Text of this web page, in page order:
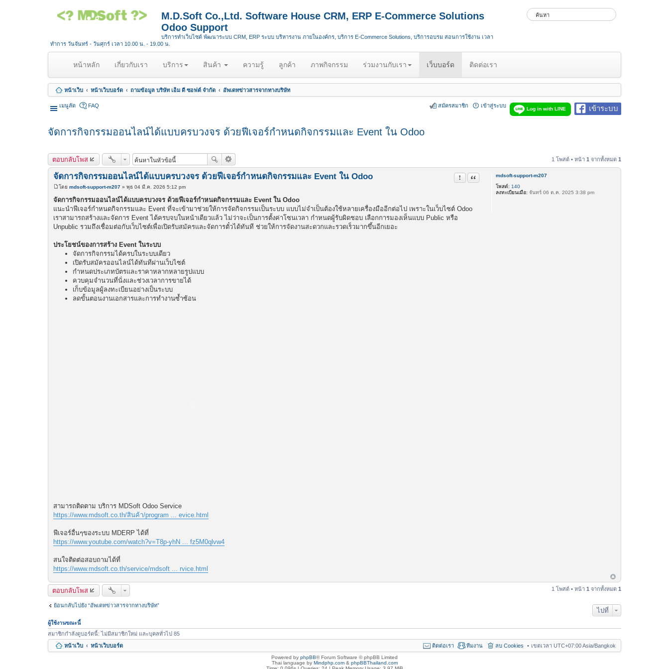
M.D.Soft Co.,Ltd. Software House CRM, ERP E-Commerce Solutions
Odoo Support
บริการทำเว็บไซต์ พัฒนาระบบ CRM, ERP ระบบ บริหารงาน ภายในองค์กร, บริการ E-Commerce Solutions, บริการอบรม สอนการใช้งาน เวลา
ทำการ วันจันทร์ - วันศุกร์ เวลา 10.00 น. - 19.00 น.
หน้าหลัก(
u
r
t
เกี่ยวกับเรา บริการ สินค้า ความรู้ ลูกค้า ภาพกิจกรรม ร่วมงานกับเรา เว็บบอร์ด ติดต่อเรา
หน้าเว็บ หน้าเว็บบอร์ด ถามข้อมูล บริษัท เอ็ม ดี ซอฟต์ จำกัด อัพเดทข่าวสารจากทางบริษัท
เมนูลัด เข้าระบบ
Log in with LINE
FAQ เข้าสู่ระบบ
สมัครสมาชิก
จัดการกิจกรรมออนไลน์ได้แบบครบวงจร ด้วยฟีเจอร์กำหนดกิจกรรมและ Event ใน Odoo
ตอบกลับโพส 1 โพสต์ • หน้า 1 จากทั้งหมด 1
mdsoft-support-m207
โพสต์: 140
ลงทะเบียนเมื่อ: จันทร์ 06 ต.ค. 2025 3:38 pm
จัดการกิจกรรมออนไลน์ได้แบบครบวงจร ด้วยฟีเจอร์กำหนดกิจกรรมและ Event ใน Odoo รายงานในข้อความ
อ้างคำพูด
พ
ส
ต์
โดย mdsoft-support-m207 » พุธ 04 มี.ค. 2026 5:12 pm
จัดการกิจกรรมออนไลน์ได้แบบครบวงจร ด้วยฟีเจอร์กำหนดกิจกรรมและ Event ใน Odoo
แนะนำฟีเจอร์กำหนดกิจกรรมและ Event ที่จะเข้ามาช่วยให้การจัดกิจกรรมเป็นระบบ แบบไม่จำเป็นต้องใช้หลายเครื่องมืออีกต่อไป เพราะในเว็บไซต์ Odoo
เราสามารถสร้างและจัดการ Event ได้ครบจบในหน้าเดียวแล้ว ไม่ว่าจะเป็นการตั้งค่าโซนเวลา กำหนดผู้รับผิดชอบ เลือกการมองเห็นแบบ Public หรือ
Unpublic รวมถึงเชื่อมต่อกับเว็บไซต์เพื่อเปิดรับสมัครและจัดการตั๋วได้ทันที ช่วยให้การจัดงานสะดวกและรวดเร็วมากขึ้นอีกเยอะ
ประโยชน์ของการสร้าง Event ในระบบ
จัดการกิจกรรมได้ครบในระบบเดียว
เปิดรับสมัครออนไลน์ได้ทันทีผ่านเว็บไซต์
กำหนดประเภทบัตรและราคาหลากหลายรูปแบบ
ควบคุมจำนวนที่นั่งและช่วงเวลาการขายได้
เก็บข้อมูลผู้ลงทะเบียนอย่างเป็นระบบ
ลดขั้นตอนงานเอกสารและการทำงานซ้ำซ้อน
สามารถติดตาม บริการ MDSoft Odoo Service
https://www.mdsoft.co.th/สินค้า/program ... evice.html
ฟีเจอร์อื่นๆของระบบ MDERP ได้ที่
https://www.youtube.com/watch?v=T8p-yhN ... fz5M0qlvw4
สนใจติดต่อสอบถามได้ที่
https://www.mdsoft.co.th/service/mdsoft ... rvice.html
ตอบกลับโพส 1 โพสต์ • หน้า 1 จากทั้งหมด 1
ย้อนกลับไปยัง “อัพเดทข่าวสารจากทางบริษัท”
ไปที่
ผู้ใช้งานขณะนี้
สมาชิกกำลังดูบอร์ดนี้: ไม่มีสมาชิกใหม่ และบุคลทั่วไป 85
หน้าเว็บ
หน้าเว็บบอร์ด เขตเวลา UTC+07:00 Asia/Bangkok
ลบ Cookies
ทีมงาน
ติดต่อเรา
Powered by phpBB® Forum Software © phpBB Limited
Thai language by Mindphp.com& phpBBThailand.com